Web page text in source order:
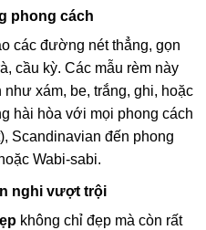
phong cách
các đường nét thẳng, gọn
cầu kỳ. Các mẫu rèm này
xám, be, trắng, ghi, hoặc
hài hòa với mọi phong cách
Scandinavian đến phong
Wabi-sabi.
nghi vượt trội
không chỉ đẹp mà còn rất